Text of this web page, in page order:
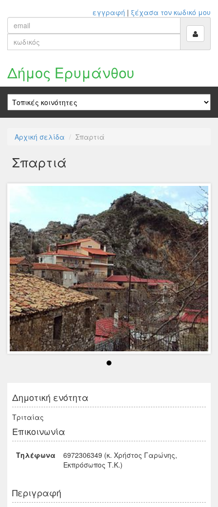
εγγραφή | ξέχασα τον κωδικό μου
Δήμος Ερυμάνθου
Αρχική σελίδα Σπαρτιά
Σπαρτιά
Δημοτική ενότητα
Τριταίας
Επικοινωνία
Τηλέφωνα
6972306349 (κ. Χρήστος Γαρώνης,
Εκπρόσωπος Τ.Κ.)
Περιγραφή